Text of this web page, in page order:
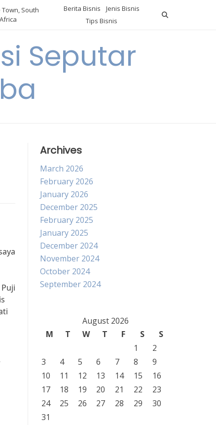
Town, South
Africa
Berita Bisnis
Jenis Bisnis
Tips Bisnis
Seputar
Archives
March 2026
February 2026
January 2026
December 2025
February 2025
January 2025
December 2024
November 2024
October 2024
September 2024
August 2026
M
T W T F S
S
1
2
3
4 5 6 7 8
9
10
11 12 13 14 15
16
17
18 19 20 21 22
23
24
25 26 27 28 29
30
31